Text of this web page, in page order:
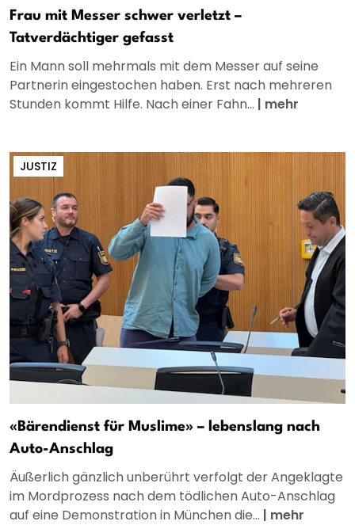
Frau mit Messer schwer verletzt –
Tatverdächtiger gefasst
Ein Mann soll mehrmals mit dem Messer auf seine
Partnerin eingestochen haben. Erst nach mehreren
Stunden kommt Hilfe. Nach einer Fahn... | mehr
JUSTIZ
«Bärendienst für Muslime» – lebenslang nach
Auto-Anschlag
Äußerlich gänzlich unberührt verfolgt der Angeklagte
im Mordprozess nach dem tödlichen Auto-Anschlag
auf eine Demonstration in München die... | mehr